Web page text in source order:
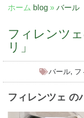
ホーム blog » バール
フィレンツ
リ」
バール, フ
フィレンツェ の